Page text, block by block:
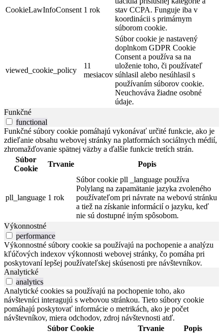
CookieLawInfoConsent 1 rok
stav CCPA. Funguje iba v
koordinácii s primárnym
súborom cookie.
viewed_cookie_policy
11
mesiacov
Súbor cookie je nastavený
doplnkom GDPR Cookie
Consent a používa sa na
uloženie toho, či používateľ
súhlasil alebo nesúhlasil s
používaním súborov cookie.
Neuchováva žiadne osobné
údaje.
Funkčné
functional
Funkčné súbory cookie pomáhajú vykonávať určité funkcie, ako je
zdieľanie obsahu webovej stránky na platformách sociálnych médií,
zhromažďovanie spätnej väzby a ďalšie funkcie tretích strán.
Súbor
Cookie
Trvanie Popis
pll_language 1 rok
Súbor cookie pll _language používa
Polylang na zapamätanie jazyka zvoleného
používateľom pri návrate na webovú stránku
a tiež na získanie informácií o jazyku, keď
nie sú dostupné iným spôsobom.
Výkonnostné
performance
Výkonnostné súbory cookie sa používajú na pochopenie a analýzu
kľúčových indexov výkonnosti webovej stránky, čo pomáha pri
poskytovaní lepšej používateľskej skúsenosti pre návštevníkov.
Analytické
analytics
Analytické cookies sa používajú na pochopenie toho, ako
návštevníci interagujú s webovou stránkou. Tieto súbory cookie
pomáhajú poskytovať informácie o metrikách, ako je počet
návštevníkov, miera odchodov, zdroj návštevnosti atď.
Súbor Cookie
Trvanie Popis